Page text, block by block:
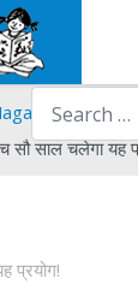
Search Srote
सौ साल चलेगा यह
प्रयोग!